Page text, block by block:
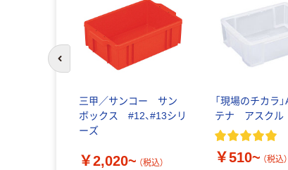
三甲／サンコー サン
ボックス #12、#13シリ
ーズ
￥2,020~ （税込）
「現場のチカラ
テナ アスクル
￥510~ （税込）
前のスライドへ